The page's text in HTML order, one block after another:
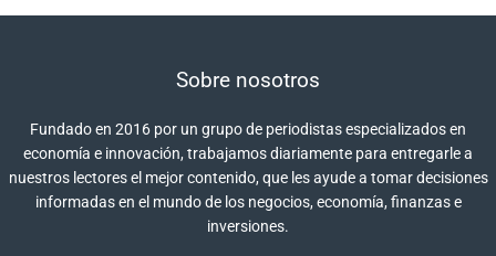
Sobre nosotros
Fundado en 2016 por un grupo de periodistas especializados en
economía e innovación, trabajamos diariamente para entregarle a
nuestros lectores el mejor contenido, que les ayude a tomar decisiones
informadas en el mundo de los negocios, economía, finanzas e
inversiones.